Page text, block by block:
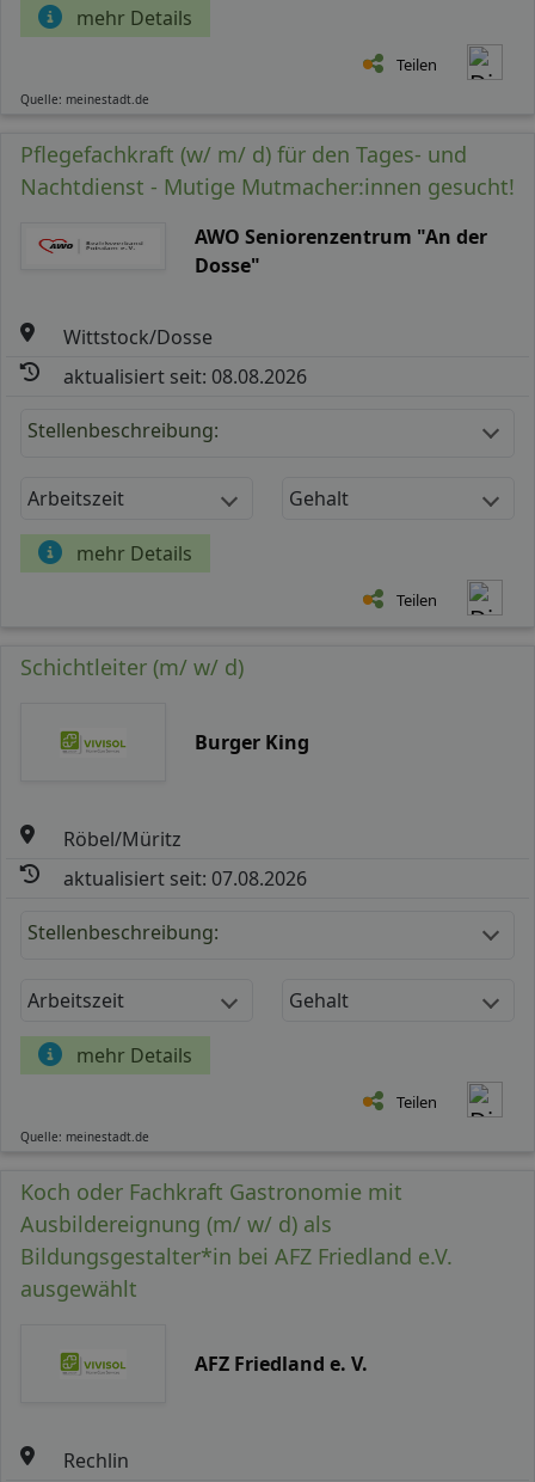
mehr Details
Teilen
Quelle: meinestadt.de
Pflegefachkraft (w/ m/ d) für den Tages- und
Nachtdienst - Mutige Mutmacher:innen gesucht!
AWO Seniorenzentrum "An der
Dosse"
Wittstock/Dosse
aktualisiert seit: 08.08.2026
Stellenbeschreibung:
Arbeitszeit Gehalt
mehr Details
Teilen
Schichtleiter (m/ w/ d)
Burger King
Röbel/Müritz
aktualisiert seit: 07.08.2026
Stellenbeschreibung:
Arbeitszeit Gehalt
mehr Details
Teilen
Quelle: meinestadt.de
Koch oder Fachkraft Gastronomie mit
Ausbildereignung (m/ w/ d) als
Bildungsgestalter*in bei AFZ Friedland e.V.
ausgewählt
AFZ Friedland e. V.
Rechlin